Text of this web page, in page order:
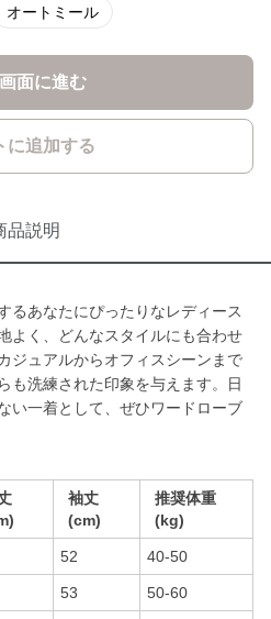
オートミール
面に進む
に追加する
品説明
るあなたにぴったりなレディース
よく、どんなスタイルにも合わせ
ジュアルからオフィスシーンまで
も洗練された印象を与えます。日
い一着として、ぜひワードローブ
袖丈
(cm)
推奨体重
(kg)
52 40-50
53 50-60